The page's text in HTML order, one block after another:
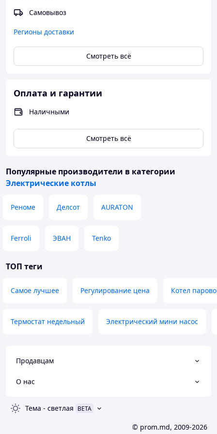
Самовывоз
Регионы доставки
Смотреть всё
Оплата и гарантии
Наличными
Смотреть всё
Популярные производители в категории
Электрические котлы
Реноме Делсот AURATON
Ferroli ЭВАН Tenko
ТОП теги
Самое лучшее Регулирование цена Котел
Термостат недельный Электрический мини насос
Продавцам
О нас
Тема - светлая BETA
© prom.md, 2009-2026